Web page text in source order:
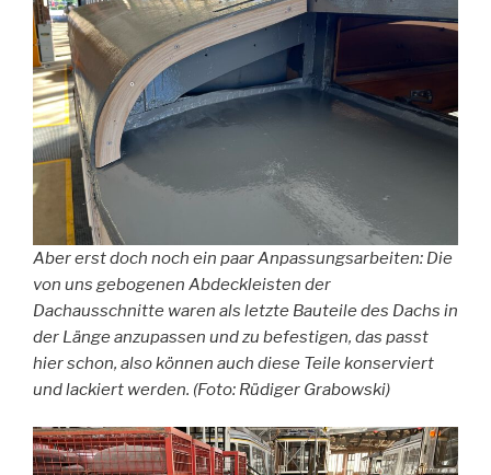
Aber erst doch noch ein paar Anpassungsarbeiten: Die
von uns gebogenen Abdeckleisten der
Dachausschnitte waren als letzte Bauteile des Dachs in
der Länge anzupassen und zu befestigen, das passt
hier schon, also können auch diese Teile konserviert
und lackiert werden. (Foto: Rüdiger Grabowski)